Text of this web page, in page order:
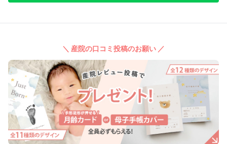
＼ 産院の口コミ投稿のお願い ／